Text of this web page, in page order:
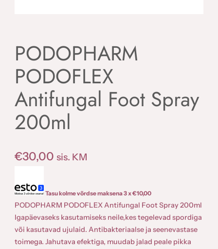
PODOPHARM
PODOFLEX
Antifungal Foot Spray
200ml
€30,00 sis. KM
Tasu kolme võrdse maksena 3 x€10,00
PODOPHARM PODOFLEX Antifungal Foot Spray 200ml
Igapäevaseks kasutamiseks neile,kes tegelevad spordiga
või kasutavad ujulaid. Antibakteriaalse ja seenevastase
toimega. Jahutava efektiga, muudab jalad peale pikka